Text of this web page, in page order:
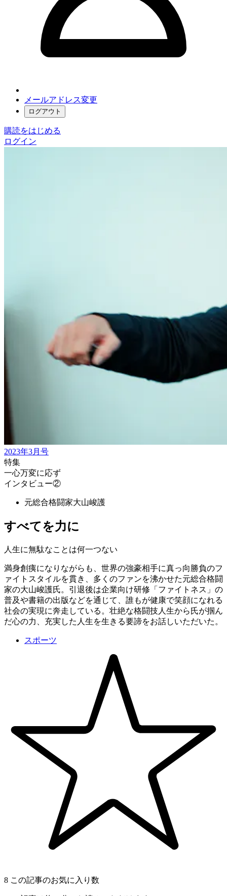
メールアドレス変更
ログアウト
購読をはじめる
ログイン
2023年3月号
特集
一心万変に応ず
インタビュー②
元総合格闘家大山峻護
すべてを力に
人生に無駄なことは何一つない
満身創痍になりながらも、世界の強豪相手に真っ向勝負のフ
ァイトスタイルを貫き、多くのファンを沸かせた元総合格闘
家の大山峻護氏。引退後は企業向け研修「ファイトネス」の
普及や書籍の出版などを通じて、誰もが健康で笑顔になれる
社会の実現に奔走している。壮絶な格闘技人生から氏が掴ん
だ心の力、充実した人生を生きる要諦をお話しいただいた。
スポーツ
8 この記事のお気に入り数